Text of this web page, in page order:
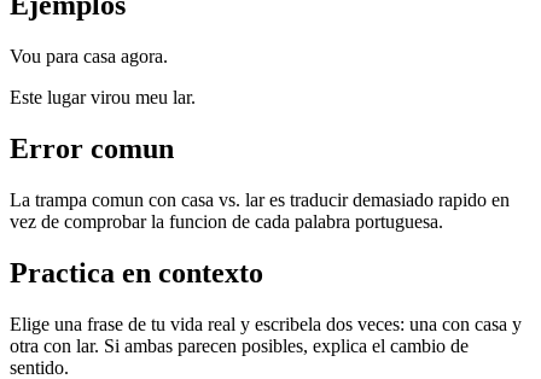
Vou para casa agora.
Este lugar virou meu lar.
Error comun
La trampa comun con casa vs. lar es traducir demasiado rapido en
vez de comprobar la funcion de cada palabra portuguesa.
Practica en contexto
Elige una frase de tu vida real y escribela dos veces: una con casa y
otra con lar. Si ambas parecen posibles, explica el cambio de
sentido.